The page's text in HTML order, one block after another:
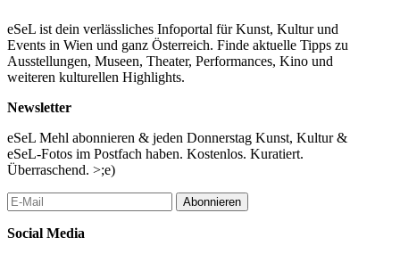
Mirjam Kupferschmid, Stadtentwicklerin, Zürich
Christoph Müller, Stadtentwickler, Basel
Eine Veranstaltung der ÖGFA – Österreichische Gesellschaft für
Architektur.
Anmeldung:
...Mehr lesen
eSeL ist dein verlässliches Infoportal für Kunst, Kultur und
Events in Wien und ganz Österreich. Finde aktuelle Tipps zu
Ausstellungen, Museen, Theater, Performances, Kino und
weiteren kulturellen Highlights.
Newsletter
eSeL Mehl abonnieren & jeden Donnerstag Kunst, Kultur &
eSeL-Fotos im Postfach haben. Kostenlos. Kuratiert.
Überraschend. >;e)
Abonnieren
Social Media